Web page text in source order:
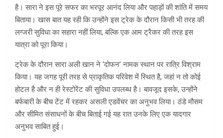
है। सारा ने इस पूरे सफर का भरपूर आनंद लिया और पहाड़ों की शांति में समय
बिताया। खास बात यह रही कि उन्होंने इस ट्रेक के दौरान किसी भी तरह की
लग्जरी सुविधा का सहारा नहीं लिया, बल्कि एक आम ट्रैकर की तरह इस
यात्रा को पूरा किया।
ट्रेक के दौरान सारा अली खान ने ‘दोफन’ नामक स्थान पर रात्रि विश्राम
किया। यह जगह पूरी तरह से प्राकृतिक परिवेश में स्थित है, जहां न तो कोई
होटल है और न ही रेस्टोरेंट की सुविधा उपलब्ध है। बावजूद इसके, उन्होंने
बर्फबारी के बीच टेंट में रहकर असली एडवेंचर का अनुभव लिया। ठंडे मौसम
और सीमित संसाधनों के बीच बिताई गई यह रात उनके लिए एक यादगार
अनुभव साबित हुई।